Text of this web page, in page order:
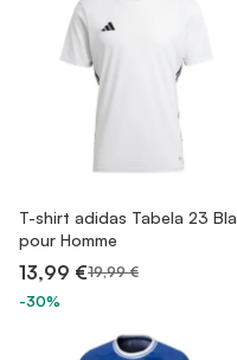
T-shirt adidas Tabela 23
pour Homme
13,99 €19,99 €
-30%